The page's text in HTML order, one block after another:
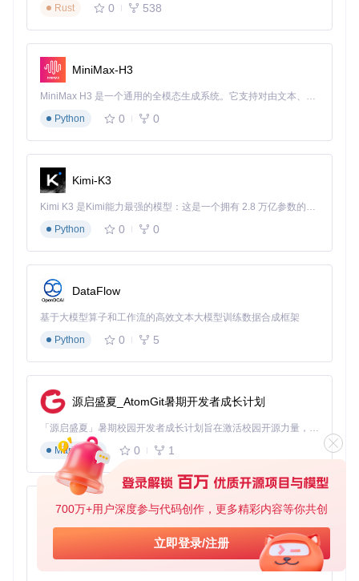
700万+用户深度参与代码创作，更多精彩内容等你共创
立即登录/注册
2.3 核心功能亮点
多类型规则支持
文本类型
数值类型：支持大于、小于、等于等数值比较
选择类型 ：提供下拉选择、单选按钮等交互方式
无限层级分组逻辑
📌术语解析
制，支持"所有条件满足"（AND）和"任一条件满足"（OR）两
如上图所示，组件支持多层级嵌套分组，用户可以通过"添加
分组"按钮创建子条件组，实现复杂的逻辑组合。
三、场景化应用：从理论到实践
// 数据可视化平台查询规则配置
const visualizationRules = [
  {
type
: 'select'
id: 'dataSource' ,
label
: '数据源'
choices: [ '销售数据', '用户行为', '系统性能']
  {
type: 'date',
// 关键参数：指定日期格式
Rust
0 538
MiniMax-H3
MiniMax H3 是一个通用的全模态生成系统。它支持对由文本、图像、视频和音频组成的多模态上下文进行统一理解，并能生成分辨率高达 2K、时长可达 15 秒的带原生立体声音频的视频。得益于面向任务泛化的系统设计，H3 在预训练阶段就已具备广泛的多模态上下文理解与生成能力，能够出色地执行复杂的多模态指令。
Python
0 0
Kimi-K3
Kimi K3 是Kimi能力最强的模型：这是一个拥有 2.8 万亿参数的混合专家（MoE）模型，具备原生视觉理解能力，并支持 100 万 token 的上下文窗口。
Python
0 0
DataFlow
基于大模型算子和工作流的高效文本大模型训练数据合成框架
Python
0 5
源启盛夏_AtomGit暑期开发者成长计划
「源启盛夏」暑期校园开发者成长计划旨在激活校园开源力量，通过积分激励、认证扶持、资源倾斜等形式，引导高校组织和开发者完成「入驻 — 建项目 — 做贡献 — 获认证 — 得资源」的完整闭环。无论你是想带领社团入驻平台的组织者，还是希望用代码贡献证明自己的开发者，都能在这里找到属于你的成长路径。
Markdown
0 1
py-xiaozhi
基于Python的Xiaozhi AI，适用于想要完整Xiaozhi体验而无需拥有专用硬件的用户。
Python
0 1